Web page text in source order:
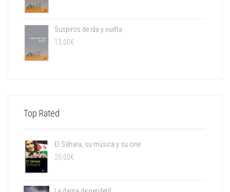
Suspiros de ida y vuelta
13,00€
Top Rated
El Sáhara, su música y su cine
20,00€